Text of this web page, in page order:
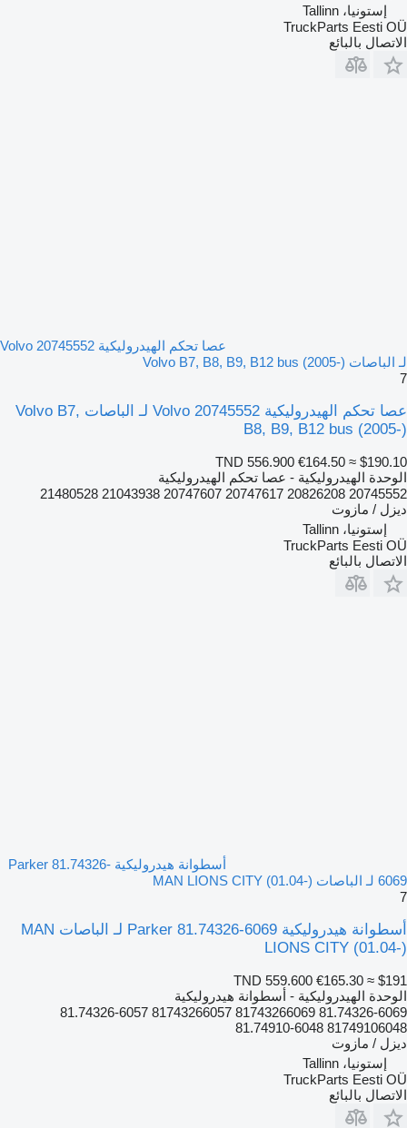
إستونيا، Tallinn
TruckParts Eesti OÜ
الاتصال بالبائع
عصا تحكم الهيدروليكية Volvo 20745552
لـ الباصات Volvo B7, B8, B9, B12 bus (2005-)
7
عصا تحكم الهيدروليكية Volvo 20745552 لـ الباصات Volvo B7,
B8, B9, B12 bus (2005-)
TND 556.900 €164.50 ≈ $190.10
الوحدة الهيدروليكية - عصا تحكم الهيدروليكية
20745552 20826208 20747617 20747607 21043938 21480528
ديزل / مازوت
إستونيا، Tallinn
TruckParts Eesti OÜ
الاتصال بالبائع
أسطوانة هيدروليكية Parker 81.74326-
6069 لـ الباصات MAN LIONS CITY (01.04-)
7
أسطوانة هيدروليكية Parker 81.74326-6069 لـ الباصات MAN
LIONS CITY (01.04-)
TND 559.600 €165.30 ≈ $191
الوحدة الهيدروليكية - أسطوانة هيدروليكية
81.74326-6069 81743266069 81743266057 81.74326-6057
81749106048 81.74910-6048
ديزل / مازوت
إستونيا، Tallinn
TruckParts Eesti OÜ
الاتصال بالبائع